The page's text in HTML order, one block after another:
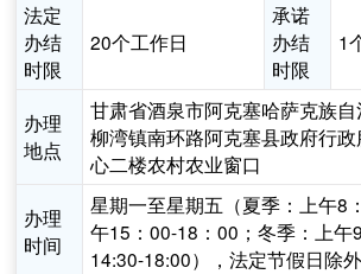
法定
办结
时限
20个工作日
承诺
办结
时限
1
办理
地点
甘肃省酒泉市阿克塞哈萨克族自
柳湾镇南环路阿克塞县政府行政
心二楼农村农业窗口
办理
时间
星期一至星期五（夏季：上午8
午15：00-18：00；冬季：上午
14:30-18:00），法定节假日除外